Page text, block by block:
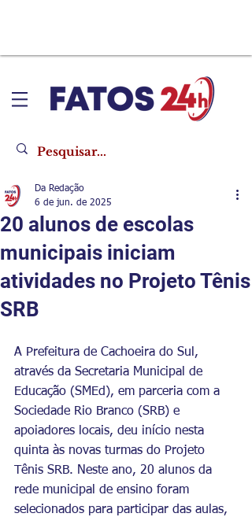
20 alunos de escolas
municipais iniciam
atividades no Projeto Tênis
SRB
Da Redação
6 de jun. de 2025
A Prefeitura de Cachoeira do Sul,
através da Secretaria Municipal de
Educação (SMEd), em parceria com a
Sociedade Rio Branco (SRB) e
apoiadores locais, deu início nesta
quinta às novas turmas do Projeto
Tênis SRB. Neste ano, 20 alunos da
rede municipal de ensino foram
selecionados para participar das aulas,